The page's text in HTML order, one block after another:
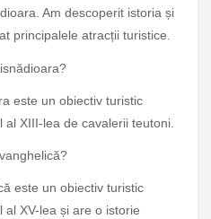
Am descoperit istoria și
principalele atracții turistice.
este un obiectiv turistic
XIII-lea de cavalerii teutoni.
este un obiectiv turistic
XV-lea și are o istorie